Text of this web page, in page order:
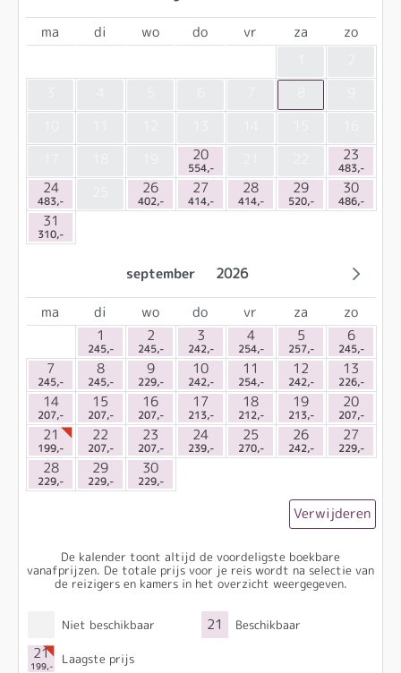
ma di wo do vr za
zo
20
554,-
23
483,-
24
483,-
26
402,-
27
414,-
28
414,-
29
520,-
30
486,-
31
310,-
september 2026
ma di wo do vr za
zo
1
245,-
2
245,-
3
242,-
4
254,-
5
257,-
6
245,-
7
245,-
8
245,-
9
229,-
10
242,-
11
254,-
12
242,-
13
226,-
14
207,-
15
207,-
16
207,-
17
213,-
18
212,-
19
213,-
20
207,-
21
199,-
22
207,-
23
207,-
24
239,-
25
270,-
26
242,-
27
229,-
28
229,-
29
229,-
30
229,-
Verwijderen
De kalender toont altijd de voordeligste boekbare
vanafprijzen. De totale prijs voor je reis wordt na selectie van
de reizigers en kamers in het overzicht weergegeven.
Niet beschikbaar 21 Beschikbaar
21
199,- Laagste prijs